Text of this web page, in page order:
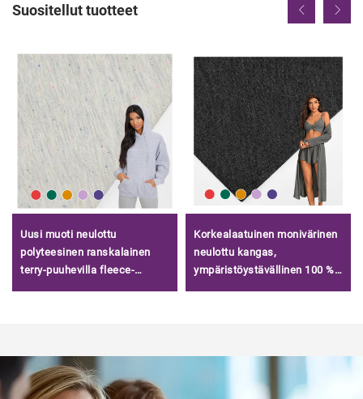
Suositellut tuotteet
Uusi muoti neulottu
polyteesinen ranskalainen
terry-puuhevilla fleece-
Korkealaatuinen monivärinen
neulottu kangas,
ympäristöystävällinen 100 %